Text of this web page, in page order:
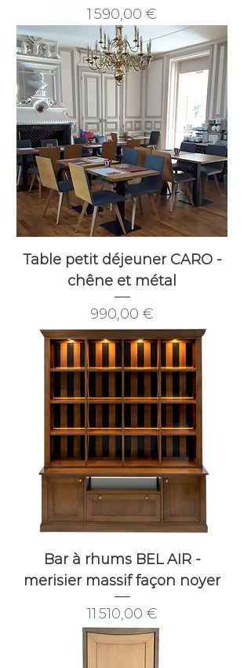
Prix
1 590,00 €
Table petit déjeuner CARO -
chêne et métal
Prix
990,00 €
Bar à rhums BEL AIR -
merisier massif façon noyer
Prix
11 510,00 €